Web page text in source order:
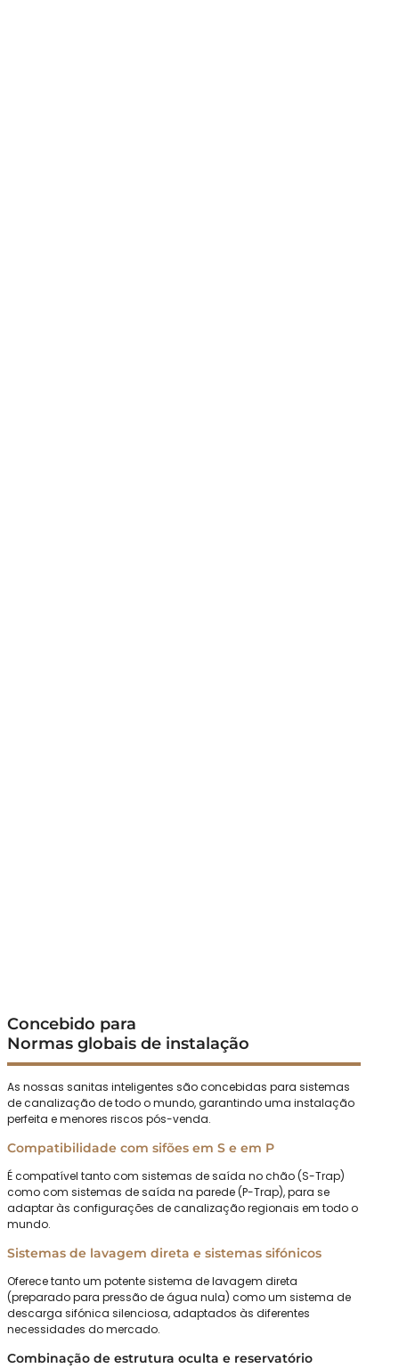
Concebido para
Normas globais de instalação
As nossas sanitas inteligentes são concebidas para sistemas
de canalização de todo o mundo, garantindo uma instalação
perfeita e menores riscos pós-venda.
Compatibilidade com sifões em S e em P
É compatível tanto com sistemas de saída no chão (S-Trap)
como com sistemas de saída na parede (P-Trap), para se
adaptar às configurações de canalização regionais em todo o
mundo.
Sistemas de lavagem direta e sistemas sifónicos
Oferece tanto um potente sistema de lavagem direta
(preparado para pressão de água nula) como um sistema de
descarga sifónica silenciosa, adaptados às diferentes
necessidades do mercado.
Combinação de estrutura oculta e reservatório